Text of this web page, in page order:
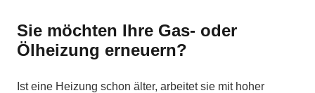
Sie möchten Ihre Gas- oder
Ölheizung erneuern?
Ist eine Heizung schon älter, arbeitet sie mit hoher